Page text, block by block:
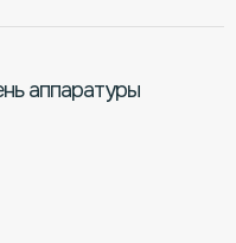
аппаратуры